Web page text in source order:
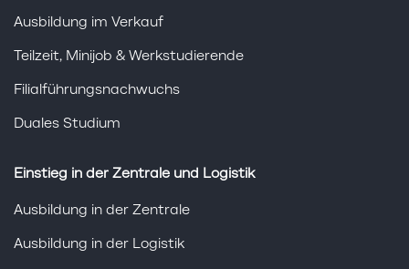
Ausbildung im Verkauf
Teilzeit, Minijob & Werkstudierende
Filialführungsnachwuchs
Duales Studium
Einstieg in der Zentrale und Logistik
Ausbildung in der Zentrale
Ausbildung in der Logistik